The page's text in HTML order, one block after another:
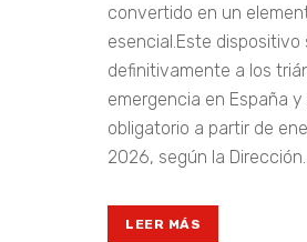
convertido en un
esencial.Este dispositivo
definitivamente a los
emergencia en España y
obligatorio a partir de
2026, según la Dirección...
LEER MÁS